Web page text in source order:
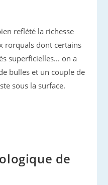
reflété la richesse
rorquals dont certains
superficielles... on a
bulles et un couple de
sous la surface.
de